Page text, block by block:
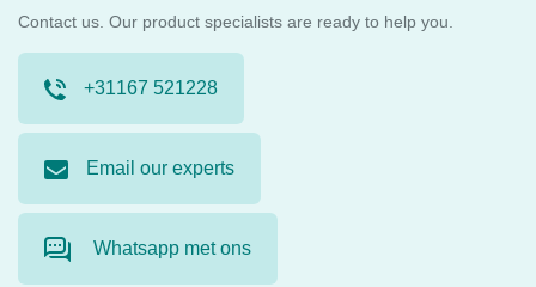
Contact us. Our product specialists are ready to help you.
+31167 521228
Email our experts
Whatsapp met ons